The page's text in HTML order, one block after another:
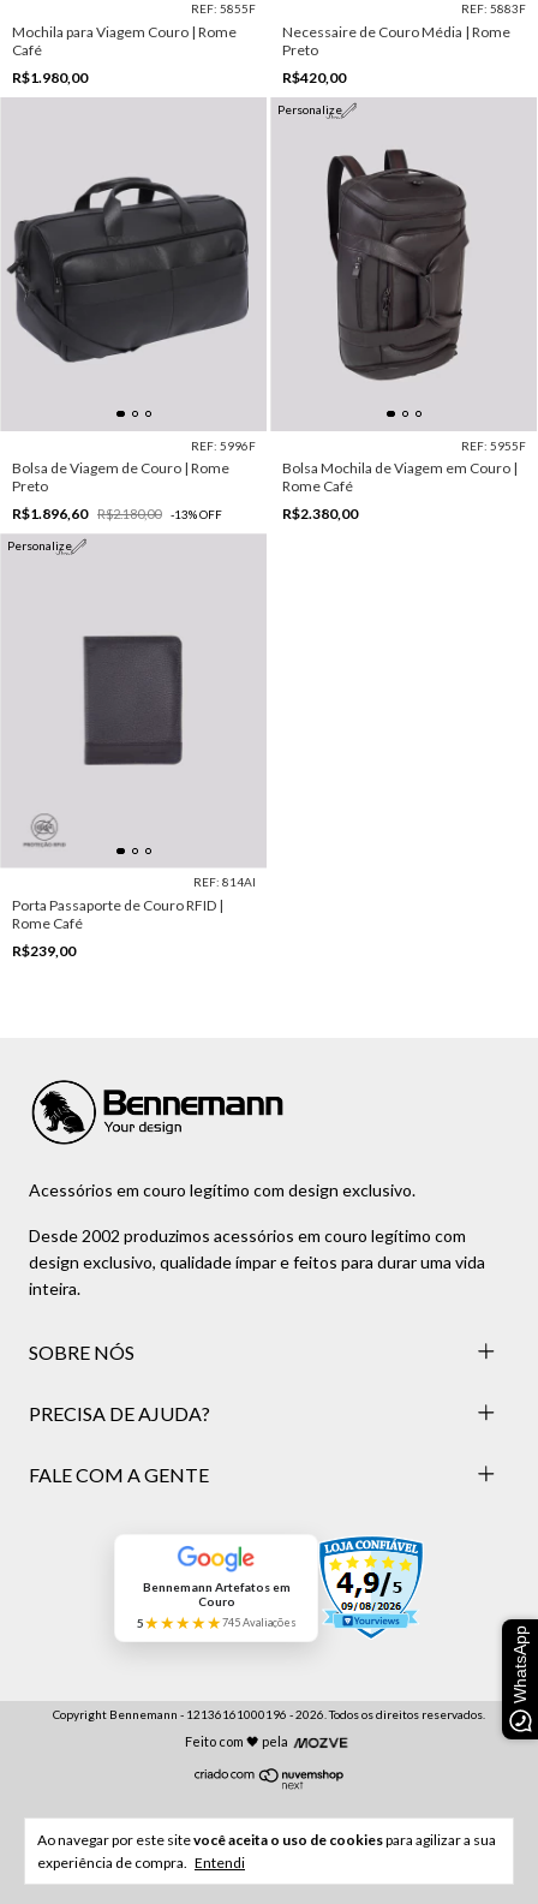
Ao navegar por este sitevocê aceita o uso de cookiespara agilizar a sua
experiência de compra. Entendi
REF: 5855F
Mochila para Viagem Couro | Rome
Café
R$1.980,00
REF: 5883F
Necessaire de Couro Média | Rome
Preto
R$420,00
REF: 5996F
Bolsa de Viagem de Couro | Rome
Preto
R$1.896,60
R$2.180,00 -13%OFF
Personalize
REF: 5955F
Bolsa Mochila de Viagem em Couro |
Rome Café
R$2.380,00
Personalize
REF: 814AI
Porta Passaporte de Couro RFID |
Rome Café
R$239,00
WhatsApp
Acessórios em couro legítimo com design exclusivo.
Desde 2002 produzimos acessórios em couro legítimo com
design exclusivo, qualidade ímpar e feitos para durar uma vida
inteira.
SOBRE NÓS
PRECISA DE AJUDA?
FALE COM A GENTE
Bennemann Artefatos em
Couro
5★★★★★745 Avaliações
Copyright Bennemann - 12136161000196 - 2026. Todos os direitos reservados.
Feito com 🖤 pela